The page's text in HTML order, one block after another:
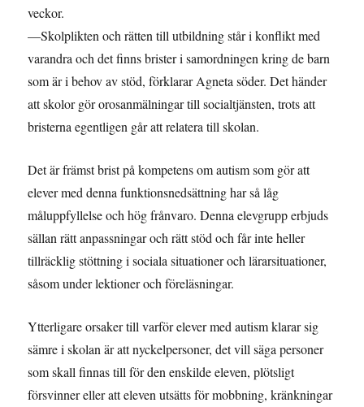
veckor.
—Skolplikten och rätten till utbildning står i konflikt med
varandra och det finns brister i samordningen kring de barn
som är i behov av stöd, förklarar Agneta söder. Det händer
att skolor gör orosanmälningar till socialtjänsten, trots att
bristerna egentligen går att relatera till skolan.
Det är främst brist på kompetens om autism som gör att
elever med denna funktionsnedsättning har så låg
måluppfyllelse och hög frånvaro. Denna elevgrupp erbjuds
sällan rätt anpassningar och rätt stöd och får inte heller
tillräcklig stöttning i sociala situationer och lärarsituationer,
såsom under lektioner och föreläsningar.
Ytterligare orsaker till varför elever med autism klarar sig
sämre i skolan är att nyckelpersoner, det vill säga personer
som skall finnas till för den enskilde eleven, plötsligt
försvinner eller att eleven utsätts för mobbning, kränkningar